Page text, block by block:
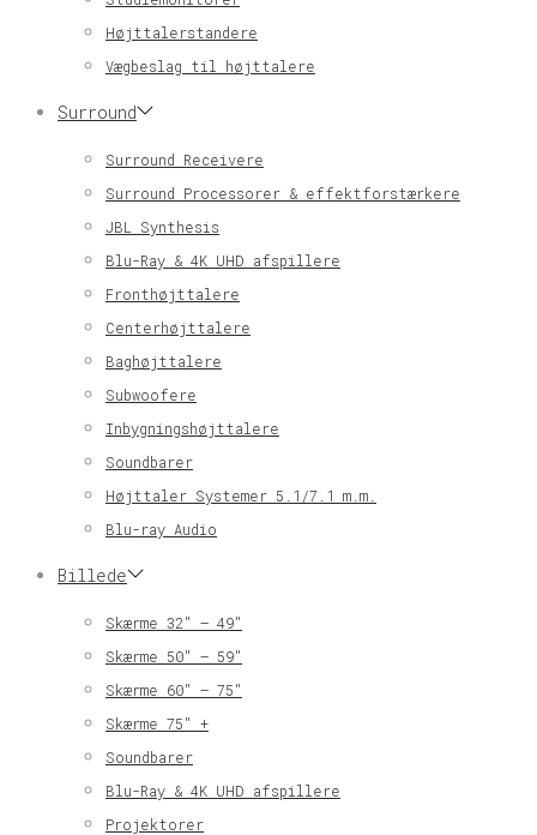
Højttalerstandere
Vægbeslag til højttalere
Surround
Surround Receivere
Surround Processorer & effektforstærkere
JBL Synthesis
Blu-Ray & 4K UHD afspillere
Fronthøjttalere
Centerhøjttalere
Baghøjttalere
Subwoofere
Inbygningshøjttalere
Soundbarer
Højttaler Systemer 5.1/7.1 m.m.
Blu-ray Audio
Billede
Skærme 32″ – 49″
Skærme 50″ – 59″
Skærme 60″ – 75″
Skærme 75″ +
Soundbarer
Blu-Ray & 4K UHD afspillere
Projektorer